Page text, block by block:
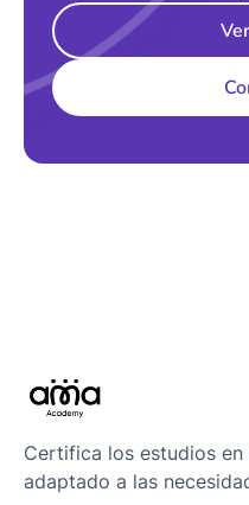
Certifica los estudios
adaptado a las